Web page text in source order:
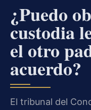
¿Puedo
custodia
el otro
acuerdo?
El tribunal del